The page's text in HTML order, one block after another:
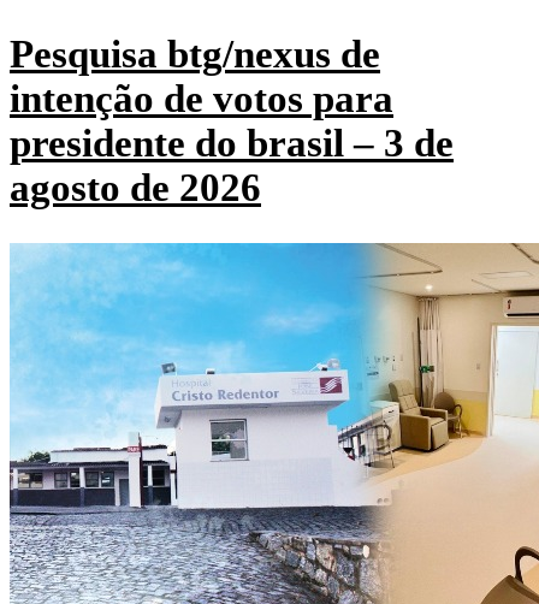
Pesquisa btg/nexus de
intenção de votos para
presidente do brasil – 3 de
agosto de 2026